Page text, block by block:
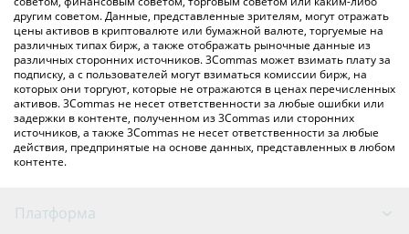
другим советом. Данные, представленные зрителям, могут отражать
цены активов в криптовалюте или бумажной валюте, торгуемые на
различных типах бирж, а также отображать рыночные данные из
различных сторонних источников. 3Commas может взимать плату за
подписку, а с пользователей могут взиматься комиссии бирж, на
которых они торгуют, которые не отражаются в ценах перечисленных
активов. 3Commas не несет ответственности за любые ошибки или
задержки в контенте, полученном из 3Commas или сторонних
источников, а также 3Commas не несет ответственности за любые
действия, предпринятые на основе данных, представленных в любом
контенте.
Платформа